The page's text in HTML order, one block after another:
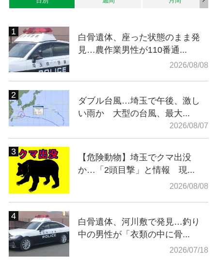
白骨遺体、座った状態のまま発
見…農作業男性が110番通...
2026/08/08
ダブル台風…埼玉で午後、激し
い雨か 大型の台風、最大...
2026/08/07
【危険動物】埼玉でクマ出没
か…「2頭目撃」と情報 現...
2026/08/08
白骨遺体、河川敷で発見…釣り
中の男性が「衣類の中に骨...
2026/07/18